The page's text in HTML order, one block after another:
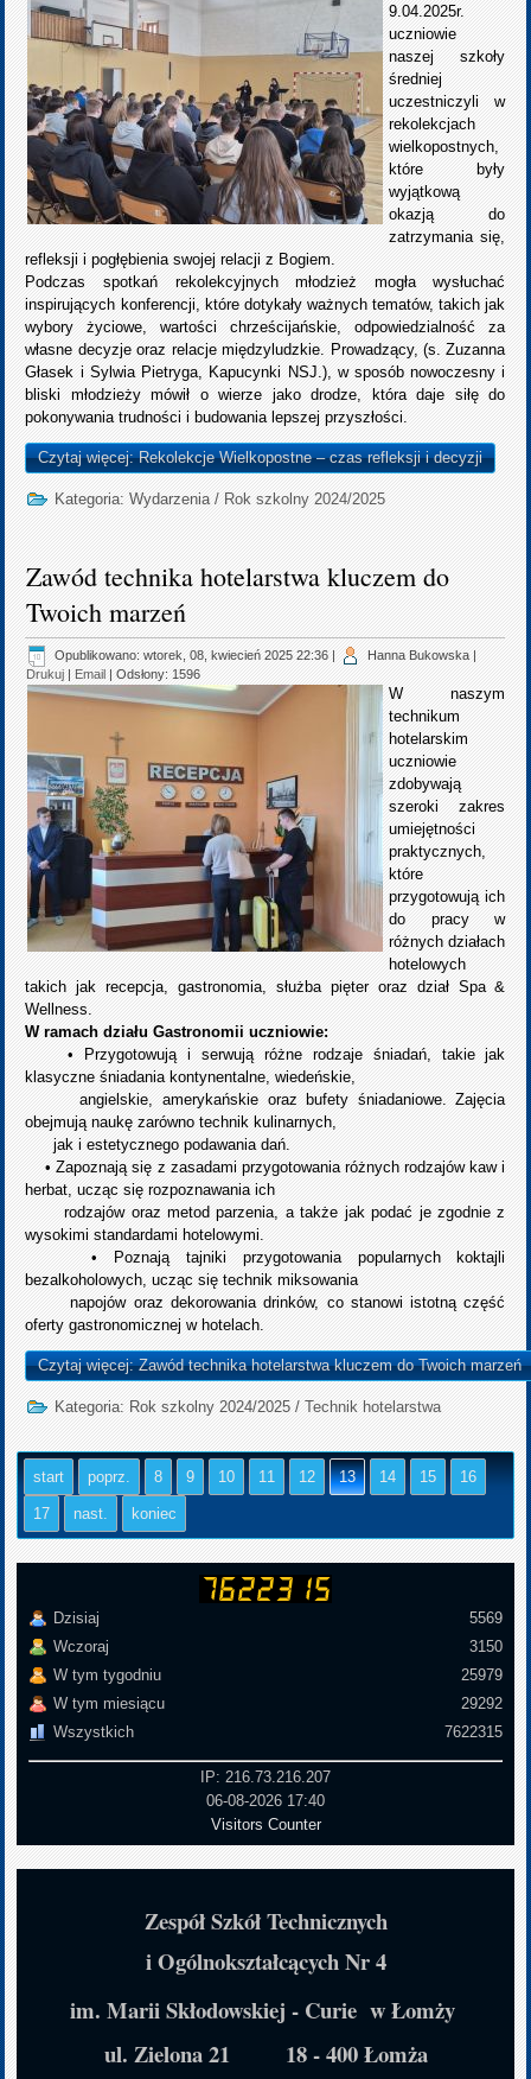
9.04.2025r.
uczniowie
naszej szkoły
średniej
uczestniczyli w
rekolekcjach
wielkopostnych,
które były
wyjątkową
okazją do
zatrzymania się,
refleksji i pogłębienia swojej relacji z Bogiem.
Podczas spotkań rekolekcyjnych młodzież mogła wysłuchać
inspirujących konferencji, które dotykały ważnych tematów, takich jak
wybory życiowe, wartości chrześcijańskie, odpowiedzialność za
własne decyzje oraz relacje międzyludzkie. Prowadzący, (s. Zuzanna
Głasek i Sylwia Pietryga, Kapucynki NSJ.), w sposób nowoczesny i
bliski młodzieży mówił o wierze jako drodze, która daje siłę do
pokonywania trudności i budowania lepszej przyszłości.
Czytaj więcej: Rekolekcje Wielkopostne – czas refleksji i decyzji
Kategoria:Wydarzenia / Rok szkolny 2024/2025
Zawód technika hotelarstwa kluczem do
Twoich marzeń
Opublikowano: wtorek, 08, kwiecień 2025 22:36 Hanna Bukowska
Drukuj
Email | Odsłony: 1596
W naszym
technikum
hotelarskim
uczniowie
zdobywają
szeroki zakres
umiejętności
praktycznych,
które
przygotowują ich
do pracy w
różnych działach
hotelowych
takich jak recepcja, gastronomia, służba pięter oraz dział Spa &
Wellness.
W ramach działu Gastronomii uczniowie:
• Przygotowują i serwują różne rodzaje śniadań, takie jak
klasyczne śniadania kontynentalne, wiedeńskie,
angielskie, amerykańskie oraz bufety śniadaniowe. Zajęcia
obejmują naukę zarówno technik kulinarnych,
jak i estetycznego podawania dań.
• Zapoznają się z zasadami przygotowania różnych rodzajów kaw i
herbat, ucząc się rozpoznawania ich
rodzajów oraz metod parzenia, a także jak podać je zgodnie z
wysokimi standardami hotelowymi.
• Poznają tajniki przygotowania popularnych koktajli
bezalkoholowych, ucząc się technik miksowania
napojów oraz dekorowania drinków, co stanowi istotną część
oferty gastronomicznej w hotelach.
Czytaj więcej: Zawód technika hotelarstwa kluczem do Twoich marzeń
Kategoria: Rok szkolny 2024/2025 /Technik hotelarstwa
start poprz. 8 9 10 11 12 13 14 15 16
17 nast. koniec
Dzisiaj
Wczoraj
W tym tygodniu
W tym miesiącu
Wszystkich
5569
3150
25979
29292
7622315
IP: 216.73.216.207
06-08-2026 17:40
Visitors Counter
Zespół Szkół Technicznych
i Ogólnokształcących Nr 4
im. Marii Skłodowskiej - Curie w Łomży
ul. Zielona 21 18 - 400 Łomża